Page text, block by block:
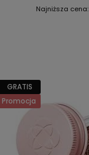
Najniższa cena:
GRATIS
Promocja